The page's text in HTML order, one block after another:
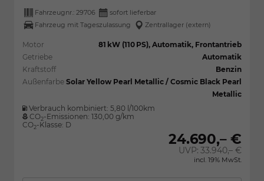
Fahrzeugnr.: 29706
sofort lieferbar
Fahrzeug mit Tageszulassung
Zentrallager (extern)
Motor
81 kW (110 PS), Automatik, Frontantrieb
Getriebe
Automatik
Kraftstoff
Benzin
Außenfarbe Solar Yellow Pearl Metallic / Cosmic Black Pearl
Metallic
Verbrauch kombiniert: 5,80 l/100km
CO2-Emissionen: 130,00 g/km
CO2-Klasse: D
24.690,– €
UVP:33.940,– €
incl. 19% MwSt.